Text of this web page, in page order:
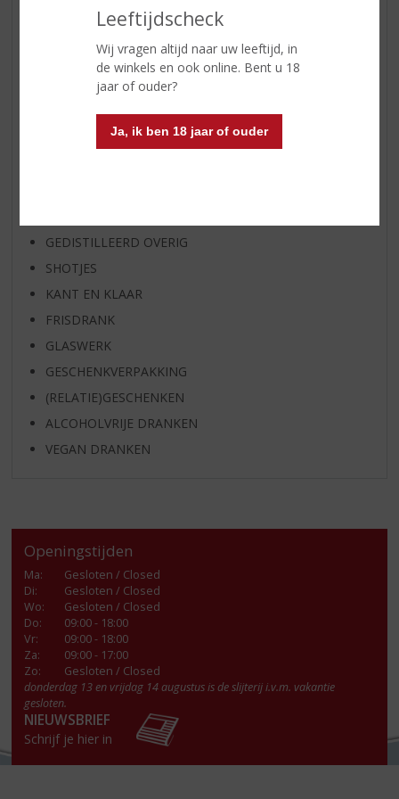
Leeftijdscheck
Wij vragen altijd naar uw leeftijd, in
de winkels en ook online. Bent u 18
jaar of ouder?
Ja, ik ben 18 jaar of ouder
WHISKY VAN DE MAAND
RUM VAN DE MAAND
BIER VAN DE MAAND
SPIRIT VAN DE MAAND
EXCLUSIEF TOPSLIJTER
GEDISTILLEERD OVERIG
SHOTJES
KANT EN KLAAR
FRISDRANK
GLASWERK
GESCHENKVERPAKKING
(RELATIE)GESCHENKEN
ALCOHOLVRIJE DRANKEN
VEGAN DRANKEN
Openingstijden
Ma:
Gesloten / Closed
Di:
Gesloten / Closed
Wo:
Gesloten / Closed
Do:
09:00 - 18:00
Vr:
09:00 - 18:00
Za:
09:00 - 17:00
Zo:
Gesloten / Closed
donderdag 13 en vrijdag 14 augustus is de slijterij i.v.m. vakantie
gesloten.
NIEUWSBRIEF
Schrijf je hier in